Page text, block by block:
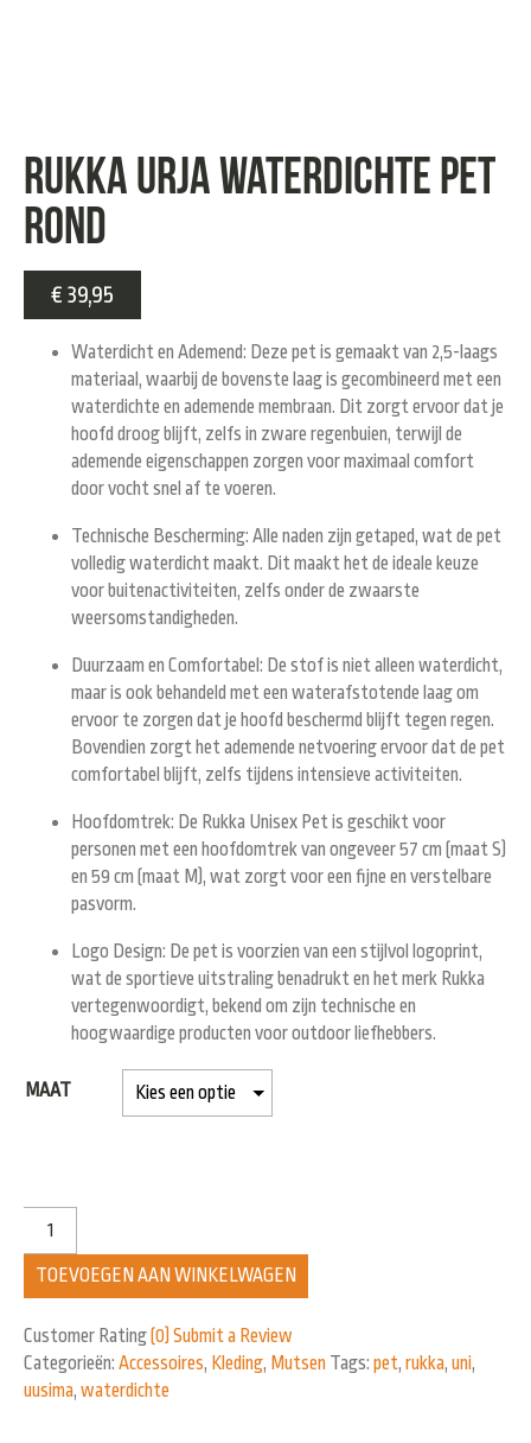
Rukka Urja waterdichte pet
rond
€ 39,95
Waterdicht en Ademend: Deze pet is gemaakt van 2,5-laags
materiaal, waarbij de bovenste laag is gecombineerd met een
waterdichte en ademende membraan. Dit zorgt ervoor dat je
hoofd droog blijft, zelfs in zware regenbuien, terwijl de
ademende eigenschappen zorgen voor maximaal comfort
door vocht snel af te voeren.
Technische Bescherming: Alle naden zijn getaped, wat de pet
volledig waterdicht maakt. Dit maakt het de ideale keuze
voor buitenactiviteiten, zelfs onder de zwaarste
weersomstandigheden.
Duurzaam en Comfortabel: De stof is niet alleen waterdicht,
maar is ook behandeld met een waterafstotende laag om
ervoor te zorgen dat je hoofd beschermd blijft tegen regen.
Bovendien zorgt het ademende netvoering ervoor dat de pet
comfortabel blijft, zelfs tijdens intensieve activiteiten.
Hoofdomtrek: De Rukka Unisex Pet is geschikt voor
personen met een hoofdomtrek van ongeveer 57 cm (maat S)
en 59 cm (maat M), wat zorgt voor een fijne en verstelbare
pasvorm.
Logo Design: De pet is voorzien van een stijlvol logoprint,
wat de sportieve uitstraling benadrukt en het merk Rukka
vertegenwoordigt, bekend om zijn technische en
hoogwaardige producten voor outdoor liefhebbers.
MAAT
TOEVOEGEN AAN WINKELWAGEN
Customer Rating(0) Submit a Review
Categorieën: Accessoires, Kleding, Mutsen Tags: pet, rukka, uni,
uusima, waterdichte